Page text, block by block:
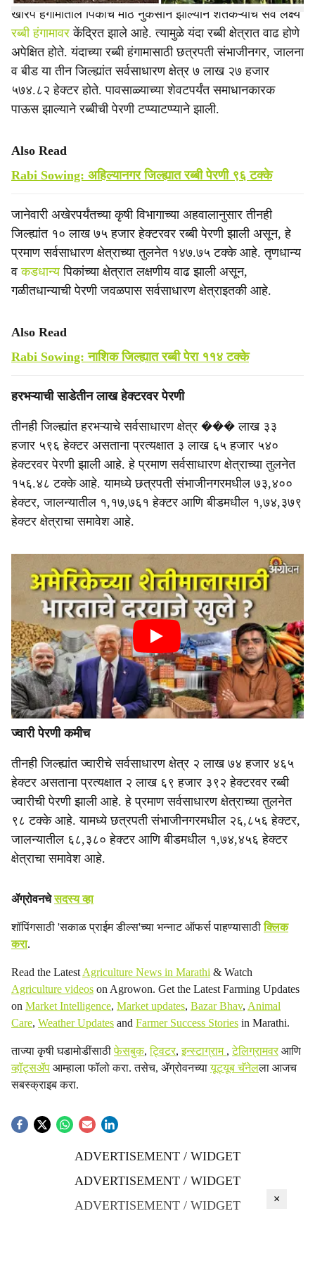
खरिप हंगामातील पिकांचे मोठे नुकसान झाल्याने शेतकऱ्यांचे सर्व लक्ष्य
रब्बी हंगामावरकेंद्रित झाले आहे. त्यामुळे यंदा रब्बी क्षेत्रात वाढ होणे
अपेक्षित होते. यंदाच्या रब्बी हंगामासाठी छत्रपती संभाजीनगर, जालना
व बीड या तीन जिल्ह्यांत सर्वसाधारण क्षेत्र ७ लाख २७ हजार
५७४.८२ हेक्टर होते. पावसाळ्याच्या शेवटपर्यंत समाधानकारक
पाऊस झाल्याने रब्बीची पेरणी टप्प्याटप्प्याने झाली.
Also Read
Rabi Sowing: अहिल्यानगर जिल्ह्यात रब्बी पेरणी ९६ टक्के
जानेवारी अखेरपर्यंतच्या कृषी विभागाच्या अहवालानुसार तीनही
जिल्ह्यांत १० लाख ७५ हजार हेक्टरवर रब्बी पेरणी झाली असून, हे
प्रमाण सर्वसाधारण क्षेत्राच्या तुलनेत १४७.७५ टक्के आहे. तृणधान्य
वकडधान्यपिकांच्या क्षेत्रात लक्षणीय वाढ झाली असून,
गळीतधान्याची पेरणी जवळपास सर्वसाधारण क्षेत्राइतकी आहे.
Also Read
Rabi Sowing: नाशिक जिल्ह्यात रब्बी पेरा ११४ टक्के
हरभऱ्याची साडेतीन लाख हेक्टरवर पेरणी
तीनही जिल्ह्यांत हरभऱ्याचे सर्वसाधारण क्षेत्र ��� लाख ३३
हजार ५९६ हेक्टर असताना प्रत्यक्षात ३ लाख ६५ हजार ५४०
हेक्टरवर पेरणी झाली आहे. हे प्रमाण सर्वसाधारण क्षेत्राच्या तुलनेत
१५६.४८ टक्के आहे. यामध्ये छत्रपती संभाजीनगरमधील ७३,४००
हेक्टर, जालन्यातील १,१७,७६१ हेक्टर आणि बीडमधील १,७४,३७९
हेक्टर क्षेत्राचा समावेश आहे.
ज्वारी पेरणी कमीच
तीनही जिल्ह्यांत ज्वारीचे सर्वसाधारण क्षेत्र २ लाख ७४ हजार ४६५
हेक्टर असताना प्रत्यक्षात २ लाख ६९ हजार ३९२ हेक्टरवर रब्बी
ज्वारीची पेरणी झाली आहे. हे प्रमाण सर्वसाधारण क्षेत्राच्या तुलनेत
९८ टक्के आहे. यामध्ये छत्रपती संभाजीनगरमधील २६,८५६ हेक्टर,
जालन्यातील ६८,३८० हेक्टर आणि बीडमधील १,७४,४५६ हेक्टर
क्षेत्राचा समावेश आहे.
ॲग्रोवनचेसदस्य व्हा
शॉपिंगसाठी 'सकाळ प्राईम डील्स'च्या भन्नाट ऑफर्स पाहण्यासाठीक्लिक
करा.
Read the Latest Agriculture News in Marathi & Watch
Agriculture videos on Agrowon. Get the Latest Farming Updates
on Market Intelligence, Market updates, Bazar Bhav, Animal
Care, Weather Updates and Farmer Success Stories in Marathi.
ताज्या कृषी घडामोडींसाठीफेसबुक,ट्विटर,इन्स्टाग्राम ,टेलिग्रामवरआणि
व्हॉट्सॲप आम्हाला फॉलो करा. तसेच, ॲग्रोवनच्यायूट्यूब चॅनेलला आजच
सबस्क्राइब करा.
ADVERTISEMENT / WIDGET
ADVERTISEMENT / WIDGET
ADVERTISEMENT / WIDGET
×